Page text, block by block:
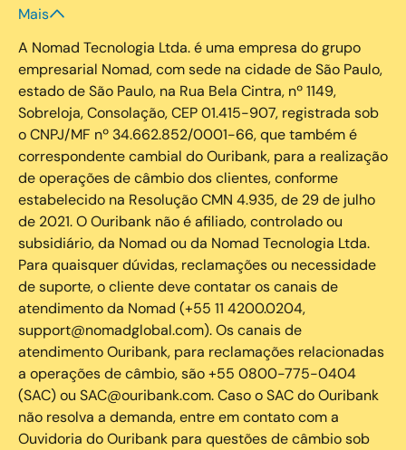
Mais
A Nomad Tecnologia Ltda. é uma empresa do grupo
empresarial Nomad, com sede na cidade de São Paulo,
estado de São Paulo, na Rua Bela Cintra, nº 1149,
Sobreloja, Consolação, CEP 01.415-907, registrada sob
o CNPJ/MF nº 34.662.852/0001-66, que também é
correspondente cambial do Ouribank, para a realização
de operações de câmbio dos clientes, conforme
estabelecido na Resolução CMN 4.935, de 29 de julho
de 2021. O Ouribank não é afiliado, controlado ou
subsidiário, da Nomad ou da Nomad Tecnologia Ltda.
Para quaisquer dúvidas, reclamações ou necessidade
de suporte, o cliente deve contatar os canais de
atendimento da Nomad (+55 11 4200.0204,
support@nomadglobal.com). Os canais de
atendimento Ouribank, para reclamações relacionadas
a operações de câmbio, são +55 0800-775-0404
(SAC) ou SAC@ouribank.com. Caso o SAC do Ouribank
não resolva a demanda, entre em contato com a
Ouvidoria do Ouribank para questões de câmbio sob